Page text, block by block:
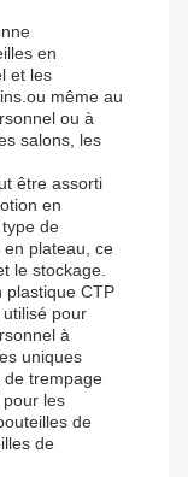
en
et les
même au
ou à
salons, les
être assorti
en
de
en plateau, ce
le stockage.
plastique CTP
pour
à
uniques
de trempage
les
de
de